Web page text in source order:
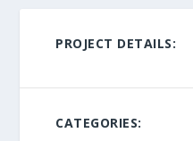
PROJECT DETAILS:
CATEGORIES: